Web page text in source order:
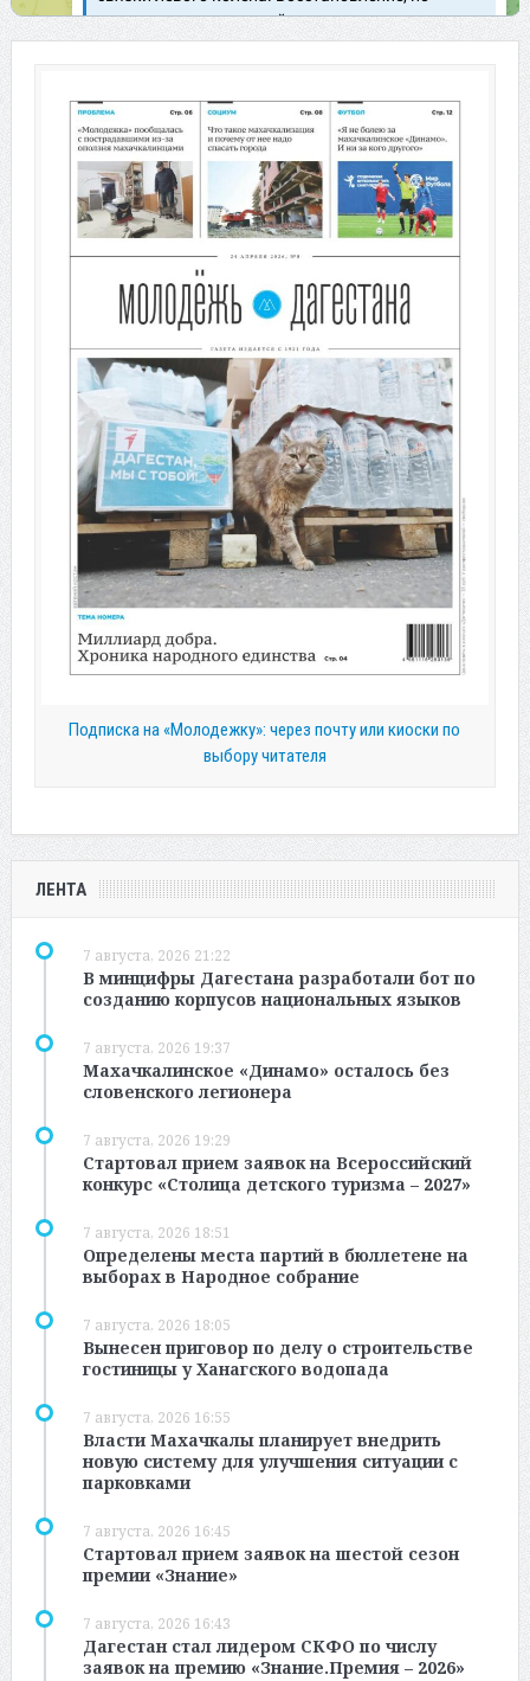
Подписка на «Молодежку»: через почту или киоски по
выбору читателя
ЛЕНТА
7 августа, 2026 21:22
В минцифры Дагестана разработали бот по
созданию корпусов национальных языков
7 августа, 2026 19:37
Махачкалинское «Динамо» осталось без
словенского легионера
7 августа, 2026 19:29
Стартовал прием заявок на Всероссийский
конкурс «Столица детского туризма – 2027»
7 августа, 2026 18:51
Определены места партий в бюллетене на
выборах в Народное собрание
7 августа, 2026 18:05
Вынесен приговор по делу о строительстве
гостиницы у Ханагского водопада
7 августа, 2026 16:55
Власти Махачкалы планирует внедрить
новую систему для улучшения ситуации с
парковками
7 августа, 2026 16:45
Стартовал прием заявок на шестой сезон
премии «Знание»
7 августа, 2026 16:43
Дагестан стал лидером СКФО по числу
заявок на премию «Знание.Премия – 2026»